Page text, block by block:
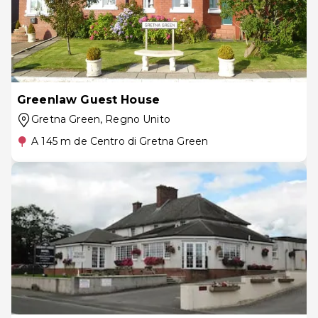
Greenlaw Guest House
Gretna Green, Regno Unito
A 145 m de Centro di Gretna Green